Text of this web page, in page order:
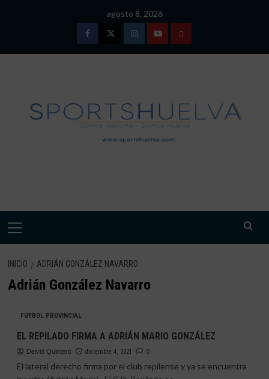
agosto 8, 2026
FacebookTwitterInstagramYoutubeTÉRMINOS
DE
USO
Menú
INICIO ADRIÁN GONZÁLEZ NAVARRO
Adrián González Navarro
FÚTBOL PROVINCIAL
EL REPILADO FIRMA A ADRIÁN MARIO GONZÁLEZ
Deivid Quintero diciembre 4, 2021 0
El lateral derecho firma por el club repilense y ya se encuentra